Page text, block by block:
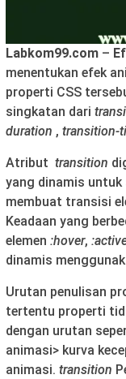
Labkom99.com –
menentukan efek
properti CSS
singkatan dari
duration , transition-
Atribut transition
yang dinamis untuk
membuat transisi
Keadaan yang
elemen :hover,
dinamis
Urutan penulisan
tertentu properti
dengan urutan
animasi> kurva
animasi. transition